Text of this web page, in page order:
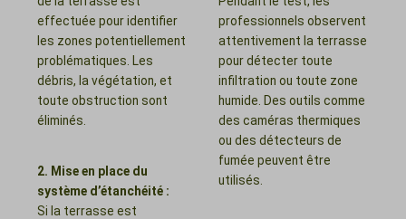
effectuée pour identifier
les zones potentiellement
problématiques. Les
débris, la végétation, et
toute obstruction sont
éliminés.
2. Mise en place du
système d’étanchéité :
Si la terrasse est
professionnels observent
attentivement la terrasse
pour détecter toute
infiltration ou toute zone
humide. Des outils comme
des caméras thermiques
ou des détecteurs de
fumée peuvent être
utilisés.